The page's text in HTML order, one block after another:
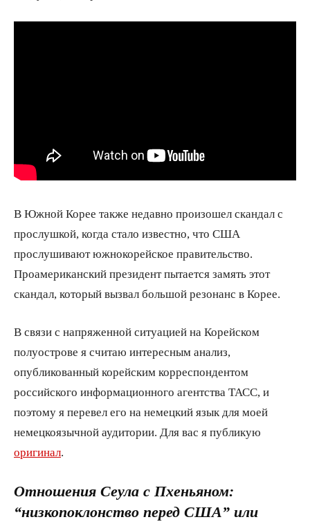
В Южной Корее также недавно произошел скандал с
прослушкой, когда стало известно, что США
прослушивают южнокорейское правительство.
Проамериканский президент пытается замять этот
скандал, который вызвал большой резонанс в Корее.
В связи с напряженной ситуацией на Корейском
полуострове я считаю интересным анализ,
опубликованный корейским корреспондентом
российского информационного агентства ТАСС, и
поэтому я перевел его на немецкий язык для моей
немецкоязычной аудитории. Для вас я публикую
оригинал.
Отношения Сеула с Пхеньяном:
“низкопоклонство перед США” или